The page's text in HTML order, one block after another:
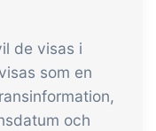
de visas i
som en
och